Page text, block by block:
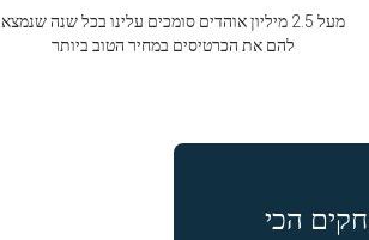
מעל 2.5 מיליון אוהדים סומכים עלינו בכל שנה שנמצא
להם את הכרטיסים במחיר הטוב ביותר
הכי